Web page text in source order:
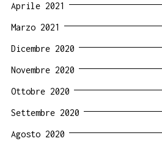
Aprile 2021
Marzo 2021
Dicembre 2020
Novembre 2020
Ottobre 2020
Settembre 2020
Agosto 2020